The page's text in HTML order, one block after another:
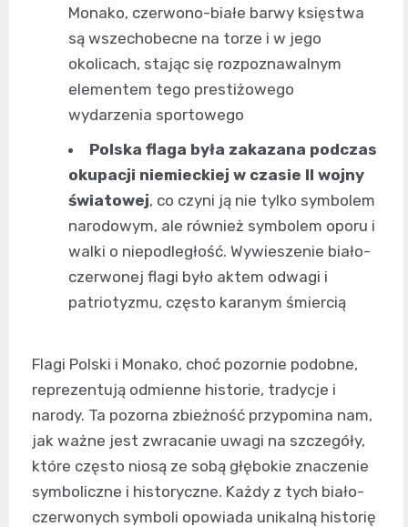
Monako, czerwono-białe barwy księstwa
są wszechobecne na torze i w jego
okolicach, stając się rozpoznawalnym
elementem tego prestiżowego
wydarzenia sportowego
Polska flaga była zakazana podczas
okupacji niemieckiej w czasie II wojny
światowej, co czyni ją nie tylko symbolem
narodowym, ale również symbolem oporu i
walki o niepodległość. Wywieszenie biało-
czerwonej flagi było aktem odwagi i
patriotyzmu, często karanym śmiercią
Flagi Polski i Monako, choć pozornie podobne,
reprezentują odmienne historie, tradycje i
narody. Ta pozorna zbieżność przypomina nam,
jak ważne jest zwracanie uwagi na szczegóły,
które często niosą ze sobą głębokie znaczenie
symboliczne i historyczne. Każdy z tych biało-
czerwonych symboli opowiada unikalną historię